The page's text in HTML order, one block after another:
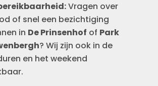
Vragen over
of snel een bezichtiging
in De Prinsenhof of Park
? Wij zijn ook in de
en het weekend